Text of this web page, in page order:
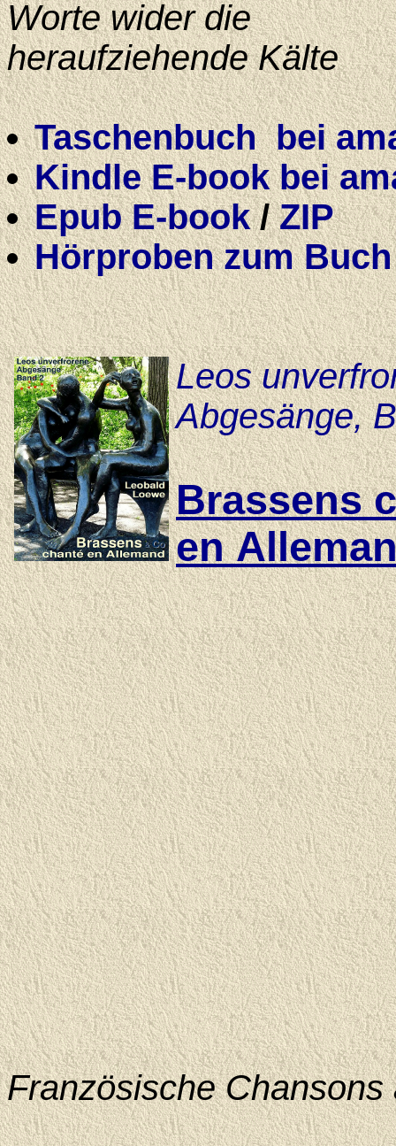
Worte wider die
heraufziehende Kälte
Taschenbuchbei
Kindle E-book bei
Epub E-book/ZIP
Hörproben zum Buch
Leos
Abgesänge,
Brassens
en
Französische Chansons